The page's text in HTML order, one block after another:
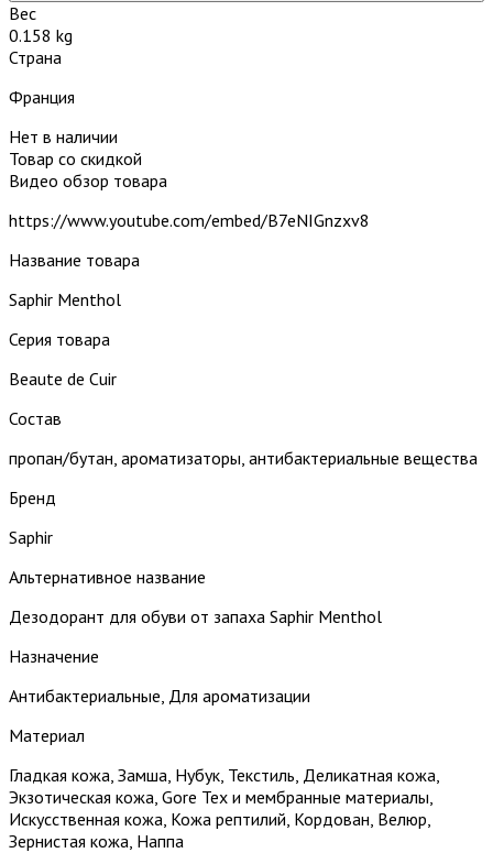
Вес
0.158 kg
Страна
Франция
Нет в наличии
Товар со скидкой
Видео обзор товара
https://www.youtube.com/embed/B7eNIGnzxv8
Название товара
Saphir Menthol
Серия товара
Beaute de Cuir
Состав
пропан/бутан, ароматизаторы, антибактериальные вещества
Бренд
Saphir
Альтернативное название
Дезодорант для обуви от запаха Saphir Menthol
Назначение
Антибактериальные, Для ароматизации
Материал
Гладкая кожа, Замша, Нубук, Текстиль, Деликатная кожа,
Экзотическая кожа, Gore Tex и мембранные материалы,
Искусственная кожа, Кожа рептилий, Кордован, Велюр,
Зернистая кожа, Наппа